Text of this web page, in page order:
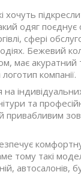
хочуть
одяг поєднує
сфері
Бежевий
має
компанії.
та
привабливим
тому такі
автосалонів,